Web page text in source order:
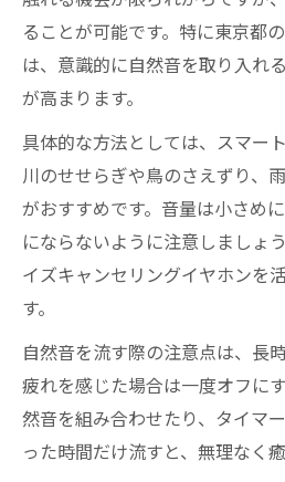
ることが可能です。特に東京都
は、意識的に自然音を取り入れ
が高まります。
具体的な方法としては、スマー
川のせせらぎや鳥のさえずり、
がおすすめです。音量は小さめ
にならないように注意しましょ
イズキャンセリングイヤホンを
す。
自然音を流す際の注意点は、長
疲れを感じた場合は一度オフに
然音を組み合わせたり、タイマ
った時間だけ流すと、無理なく